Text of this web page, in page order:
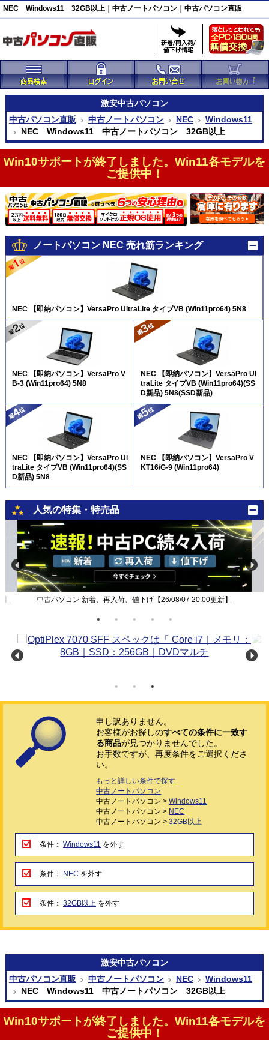
NEC Windows11 32GB以上｜中古ノートパソコン｜中古パソコン直販
激安中古パソコン
中古パソコン直販
中古ノートパソコン NEC
Windows11
NEC Windows11 中古ノートパソコン 32GB以上
Win10サポートが終了しました。Win11各モデルを
ご提供中！
ノートパソコン NEC 売れ筋ランキング
NEC 【即納パソコン】VersaPro UltraLite タイプVB (Win11pro64) 5N8
NEC 【即納パソコン】VersaPro V
B-3 (Win11pro64) 5N8
NEC 【即納パソコン】VersaPro Ul
traLite タイプVB (Win11pro64)(SS
D新品) 5N8(SSD新品)
NEC 【即納パソコン】VersaPro Ul
traLite タイプVB (Win11pro64)(SS
D新品) 5N8
NEC 【即納パソコン】VersaPro V
KT16/G-9 (Win11pro64)
人気の特集・特売品
中古パソコン 新着、再入荷、値下げ【26/08/07 20:00更新】
申し訳ありません。
お客様がお探しのすべての条件に一致す
る商品が見つかりませんでした。
お手数ですが、再度条件をご選択くださ
い。
もっと詳しい条件で探す
中古ノートパソコン
中古ノートパソコン >Windows11
中古ノートパソコン > NEC
中古ノートパソコン >32GB以上
条件： Windows11 を外す
条件： NEC を外す
条件： 32GB以上 を外す
激安中古パソコン
中古パソコン直販
中古ノートパソコン NEC
Windows11
NEC Windows11 中古ノートパソコン 32GB以上
Win10サポートが終了しました。Win11各モデルを
ご提供中！